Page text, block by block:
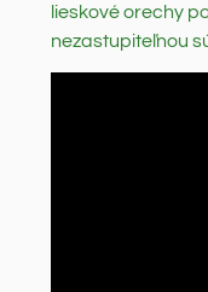
lieskové orechy
nezastupiteľnou